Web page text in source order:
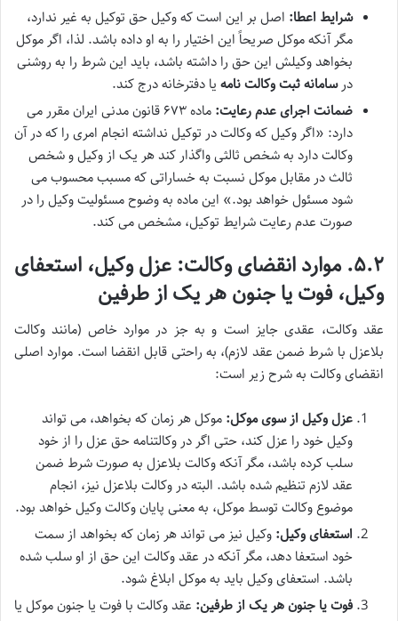
شرایط اعطا: اصل بر این است که وکیل حق توکیل به غیر ندارد،
مگر آنکه موکل صریحاً این اختیار را به او داده باشد. لذا، اگر موکل
بخواهد وکیلش این حق را داشته باشد، باید این شرط را به روشنی
درسامانه ثبت وکالت نامه یا دفترخانه درج کند.
ضمانت اجرای عدم رعایت:
ماده ۶۷۳ قانون مدنی ایران مقرر می
دارد: «اگر وکیل که وکالت در توکیل نداشته انجام امری را که در آن
وکالت دارد به شخص ثالثی واگذار کند هر یک از وکیل و شخص
ثالث در مقابل موکل نسبت به خساراتی که مسبب محسوب می
شود مسئول خواهد بود.» این ماده به وضوح مسئولیت وکیل را در
صورت عدم رعایت شرایط توکیل، مشخص می کند.
۵.۲. موارد انقضای وکالت: عزل وکیل، استعفای
وکیل، فوت یا جنون هر یک از طرفین
عقد وکالت، عقدی جایز است و به جز در موارد خاص (مانند وکالت
بلاعزل با شرط ضمن عقد لازم)، به راحتی قابل انقضا است. موارد اصلی
انقضای وکالت به شرح زیر است:
عزل وکیل از سوی موکل: موکل هر زمان که بخواهد، می تواند
وکیل خود را عزل کند، حتی اگر در وکالتنامه حق عزل را از خود
سلب کرده باشد، مگر آنکه وکالت بلاعزل به صورت شرط ضمن
عقد لازم تنظیم شده باشد. البته در وکالت بلاعزل نیز، انجام
موضوع وکالت توسط موکل، به معنی پایان وکالت وکیل خواهد بود.
استعفای وکیل: وکیل نیز می تواند هر زمان که بخواهد از سمت
خود استعفا دهد، مگر آنکه در عقد وکالت این حق از او سلب شده
باشد. استعفای وکیل باید به موکل ابلاغ شود.
فوت یا جنون هر یک از طرفین: عقد وکالت با فوت یا جنون موکل یا